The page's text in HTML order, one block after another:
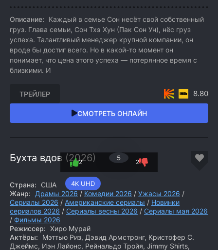
Описание:
Каждый в семье Сон несёт свой собственный
груз. Глава семьи, Сон Тхэ Хун (Пак Сон Ун), нёс груз
успеха. Талантливый менеджер крупной компании, он
вроде бы достиг всего. Но в какой-то момент он
понимает, что цена этого успеха — потерянное время с
близкими. И
СМОТРЕТЬ ОНЛАЙН
ТРЕЙЛЕР 8.80
Бухта вдов (2026)
4K UHD
5
2 2
Страна:
США
Жанр:
Драмы 2026 / Комедии 2026 / Ужасы 2026 /
Сериалы 2026 / Американские сериалы / Новинки
сериалов 2026 / Сериалы весны 2026 / Сериалы мая 2026
/ Фильмы 2026
Режиссер: Хиро Мурай
Актёры:
Мэттью Риз, Дэвид Армстронг, Кристофер С.
Джеймс, Иэн Лайонс, Рейнальдо Тройя, Jimmy Shirts,